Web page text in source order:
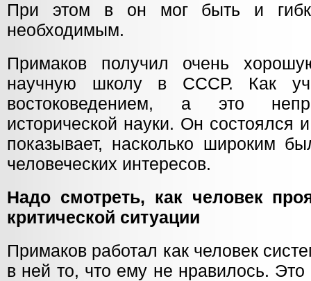
При этом в он мог быть и
необходимым.
Примаков получил очень
научную школу в СССР. Как
востоковедением, а это
исторической науки. Он состоялся
показывает, насколько широким
человеческих интересов.
Надо смотреть, как человек
критической ситуации
Примаков работал как человек
в ней то, что ему не нравилось.